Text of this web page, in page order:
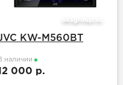
KW-M560BT
наличии
000 р.